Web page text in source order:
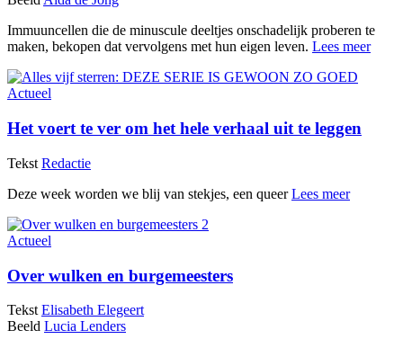
Immuuncellen die de minuscule deeltjes onschadelijk proberen te
maken, bekopen dat vervolgens met hun eigen leven. Lees meer
Actueel
Het voert te ver om het hele verhaal uit te leggen
Tekst Redactie
Deze week worden we blij van stekjes, een queerLees meer
Actueel
Over wulken en burgemeesters
Tekst Elisabeth Elegeert
Beeld Lucia Lenders